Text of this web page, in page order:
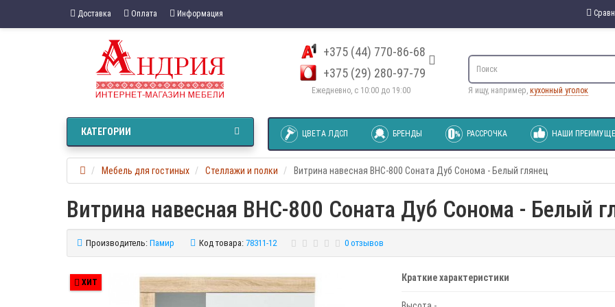
Доставка Оплата Информация
+375 (44) 770-86-68
+375 (29) 280-97-79
Ежедневно, с 10:00 до 19:00 Я ищу, например, кухонный уголок
ЦВЕТА ЛДСП БРЕНДЫ РАССРОЧКА НАШИ
КАТЕГОРИИ
Мебель для гостиных Стеллажи и полки Витрина навесная ВНС-800 Соната Дуб Сонома - Белый глянец
Витрина навесная ВНС-800 Соната Дуб Сонома - Белый
Производитель: Памир Код товара: 78311-12 0 отзывов
ХИТ Краткие характеристики